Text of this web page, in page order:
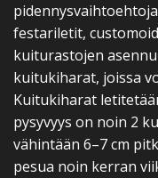
festariletit,
kuiturastojen
kuitukiharat, joissa
Kuitukiharat
pysyvyys on noin 2
vähintään 6–7 cm
pesua noin kerran